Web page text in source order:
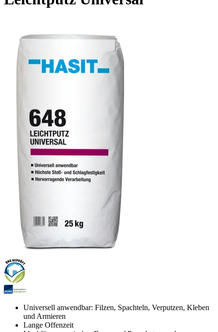
Universell anwendbar: Filzen, Spachteln, Verputzen, Kleben
und Armieren
Lange Offenzeit